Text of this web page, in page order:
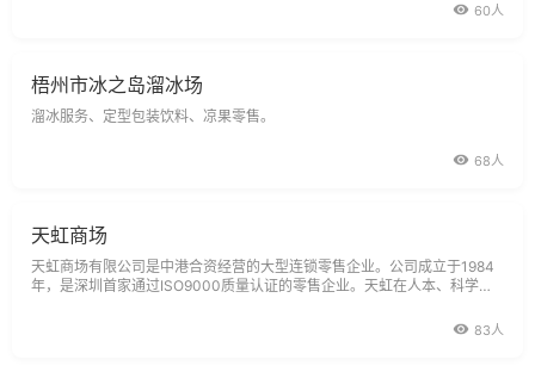
60人
梧州市冰之岛溜冰场
溜冰服务、定型包装饮料、凉果零售。
68人
天虹商场
天虹商场有限公司是中港合资经营的大型连锁零售企业。公司成立于1984
年，是深圳首家通过ISO9000质量认证的零售企业。天虹在人本、科学的
售额从1999年的3.21亿元稳步增长至2006年的56.29亿元。天虹坚持有效83人